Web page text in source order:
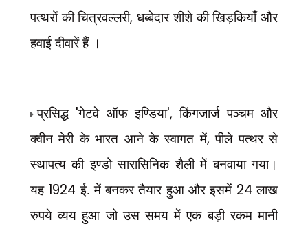
पत्थरों की चित्रवल्लरी,धब्बेदार शीशे की खिड़कियाँ और
हवाई दीवारें हैं ।
प्रसिद्ध 'गेटवे ऑफ इण्डिया',किंगजार्ज पञ्चम और
क्वीन मेरी के भारत आने के स्वागत में,पीले पत्थर से
स्थापत्य की इण्डो सारासिनिक शैली में बनवाया गया।
यह 1924 ई. में बनकर तैयार हुआ और इसमें 24 लाख
रुपये व्यय हुआ जो उस समय में एक बड़ी रकम मानी